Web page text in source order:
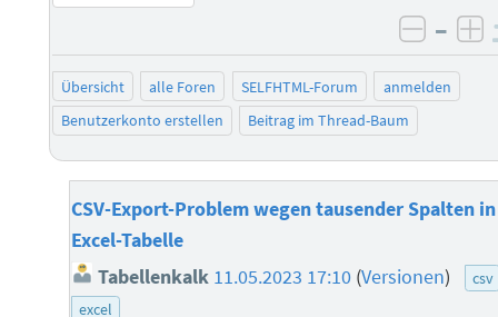
–
Übersicht alle Foren SELFHTML-Forum
anmelden
Benutzerkonto erstellen
Beitrag im Thread-Baum
CSV-Export-Problem wegen tausender Spalten in
Excel-Tabelle
Tabellenkalk 11.05.2023 17:10 (Versionen)
csv
excel